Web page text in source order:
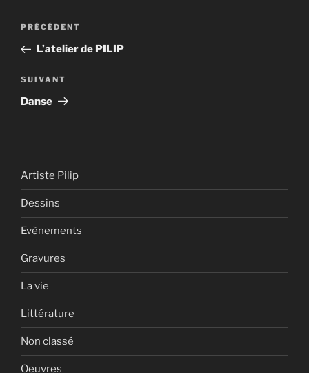
Navigation
l’article
Article
précédent
PRÉCÉDENT
L’atelier de PILIP
Article
suivant
SUIVANT
Danse
Artiste Pilip
Dessins
Evènements
Gravures
La vie
Littérature
Non classé
Oeuvres